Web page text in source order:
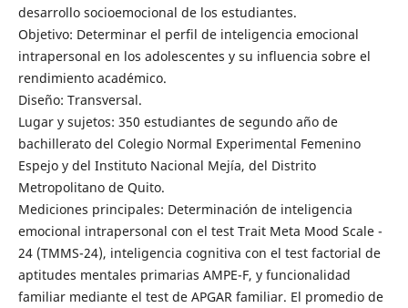
desarrollo socioemocional de los estudiantes.
Objetivo: Determinar el perfil de inteligencia emocional
intrapersonal en los adolescentes y su influencia sobre el
rendimiento académico.
Diseño: Transversal.
Lugar y sujetos: 350 estudiantes de segundo año de
bachillerato del Colegio Normal Experimental Femenino
Espejo y del Instituto Nacional Mejía, del Distrito
Metropolitano de Quito.
Mediciones principales: Determinación de inteligencia
emocional intrapersonal con el test Trait Meta Mood Scale -
24 (TMMS-24), inteligencia cognitiva con el test factorial de
aptitudes mentales primarias AMPE-F, y funcionalidad
familiar mediante el test de APGAR familiar. El promedio de